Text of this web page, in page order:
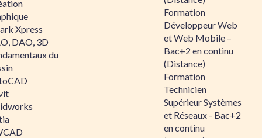
Xpress
DAO, 3D
du
Formation
Développeur Web
et Web Mobile –
Bac+2 en continu
(Distance)
Formation
Technicien
Supérieur Systèmes
et Réseaux - Bac+2
en continu